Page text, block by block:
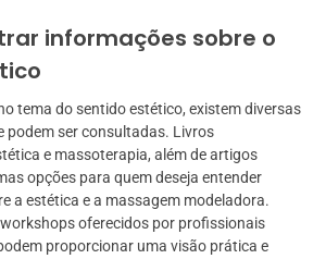
informações sobre o
tema do sentido estético, existem diversas
podem ser consultadas. Livros
e massoterapia, além de artigos
opções para quem deseja entender
a estética e a massagem modeladora.
oferecidos por profissionais
proporcionar uma visão prática e